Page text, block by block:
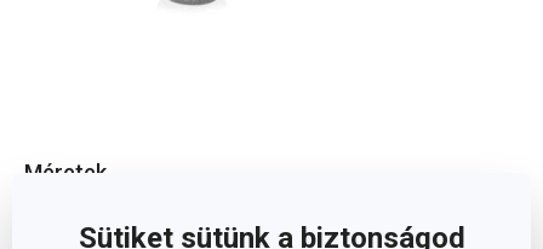
Sütiket sütünk a biztonságod
Méretek
A TERMÉK MAGASSÁGA (CM)